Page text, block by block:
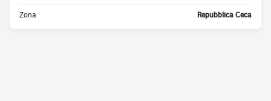
Zona Repubblica Ceca